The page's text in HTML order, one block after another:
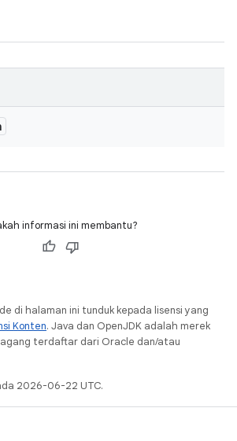
informasi ini membantu?
di halaman ini tunduk kepada lisensi yang
Konten. Java dan OpenJDK adalah merek
terdaftar dari Oracle dan/atau
2026-06-22 UTC.